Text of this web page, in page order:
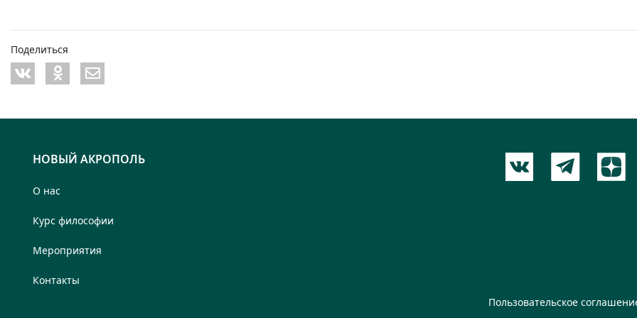
Поделиться
НОВЫЙ АКРОПОЛЬ
О нас
Курс философии
Мероприятия
Контакты
Пользовательское